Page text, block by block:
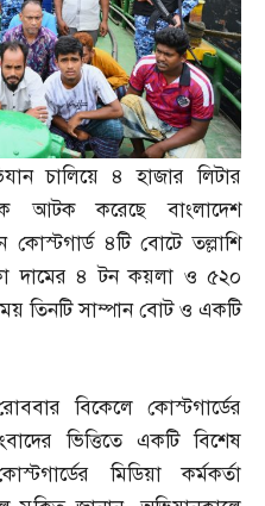
চালিয়ে ৪ হাজার লিটার
আটক করেছে বাংলাদেশ
৪টি বোটে তল্লাশি
দামের ৪ টন কয়লা ও ৫২০
তিনটি সাম্পান বোট ও একটি
বিকেলে কোস্টগার্ডের
ভিত্তিতে একটি বিশেষ
মিডিয়া কর্মকর্তা